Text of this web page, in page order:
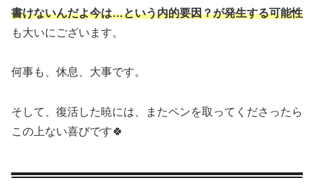
書けないんだよ今は…という内的要因？が発生する可能性
も大いにございます。
何事も、休息、大事です。
そして、復活した暁には、またペンを取ってくださったら
この上ない喜びです🍀